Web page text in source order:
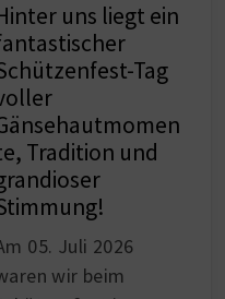
uns liegt ein
Tag
Tradition und
05. Juli 2026
wir beim